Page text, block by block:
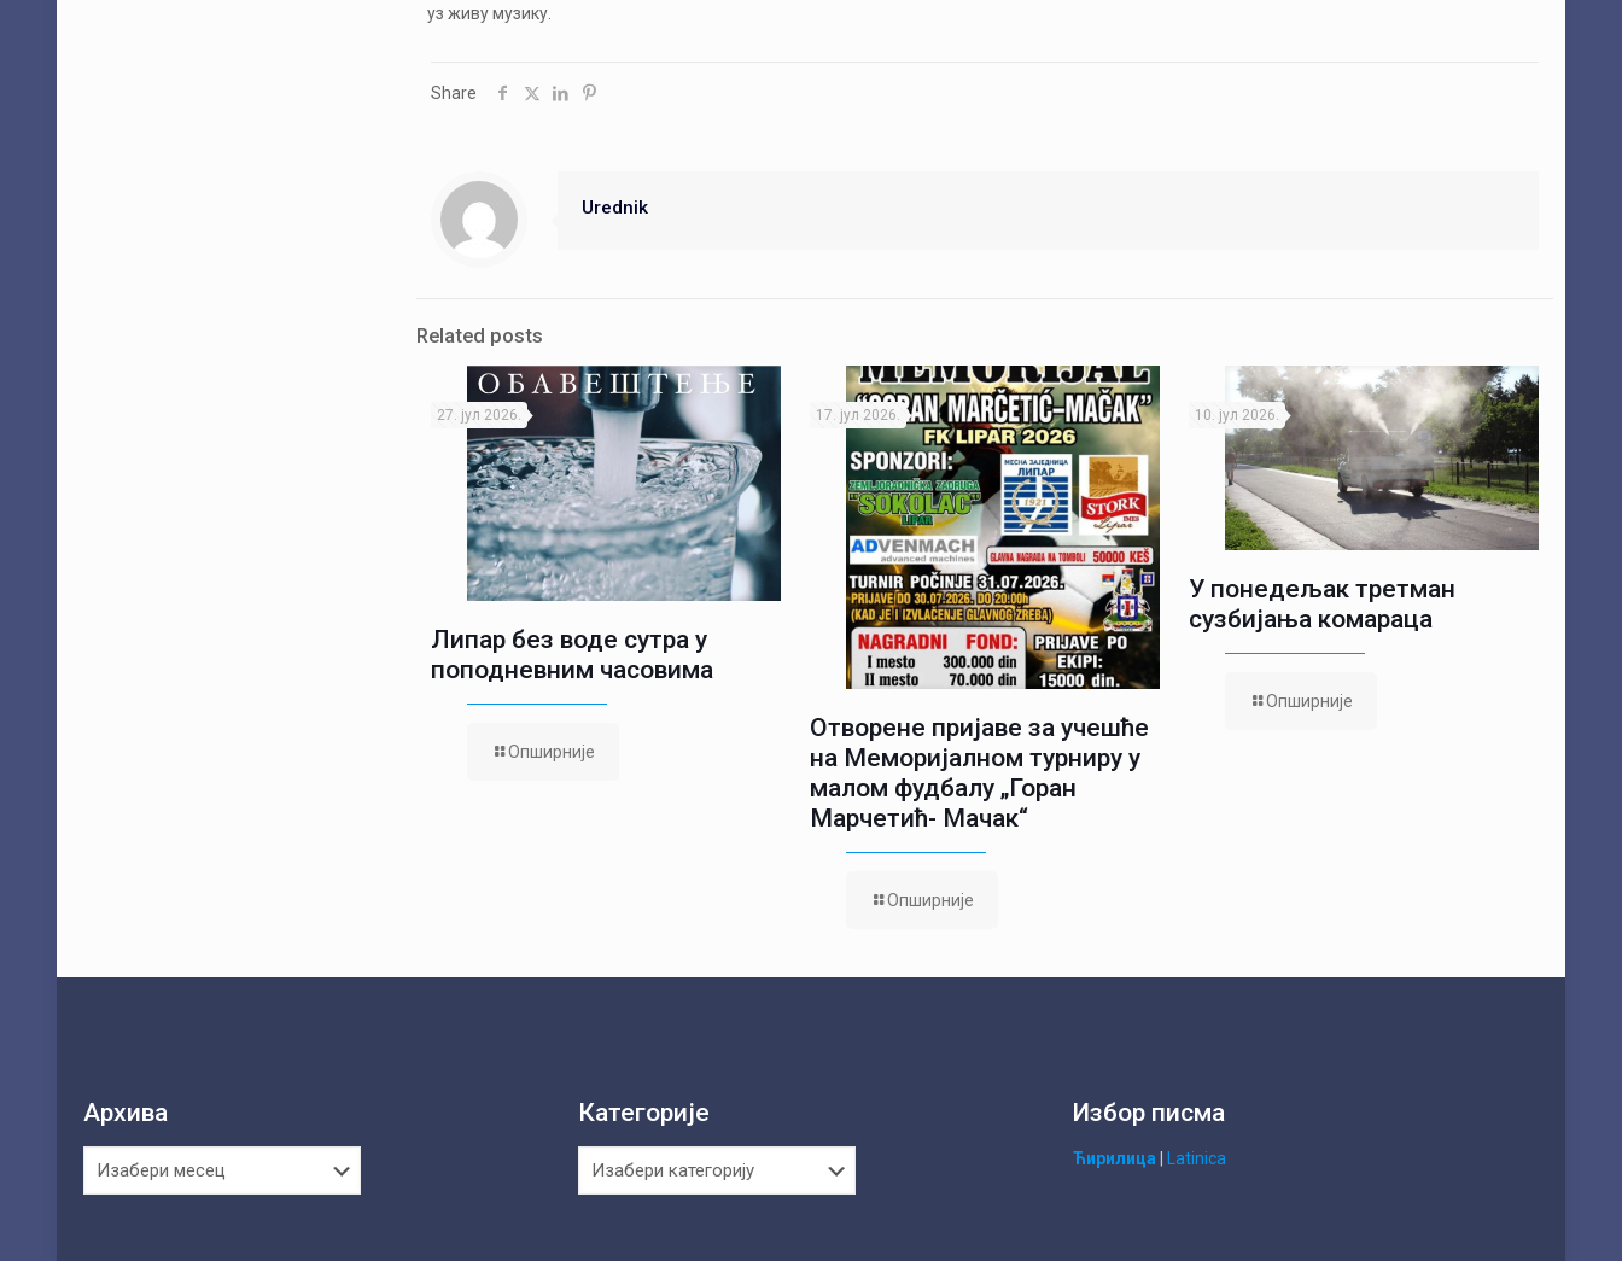
уз живу музику.
Share
Urednik
Related posts
27. јул 2026.
Липар без воде сутра у
поподневним часовима
Опширније
17. јул 2026.
Отворене пријаве за учешће
на Меморијалном турниру у
малом фудбалу „Горан
Марчетић- Мачак“
Опширније
10. јул 2026.
У понедељак третман
сузбијања комараца
Опширније
Архива Категорије Избор писма
Ћирилица | Latinica